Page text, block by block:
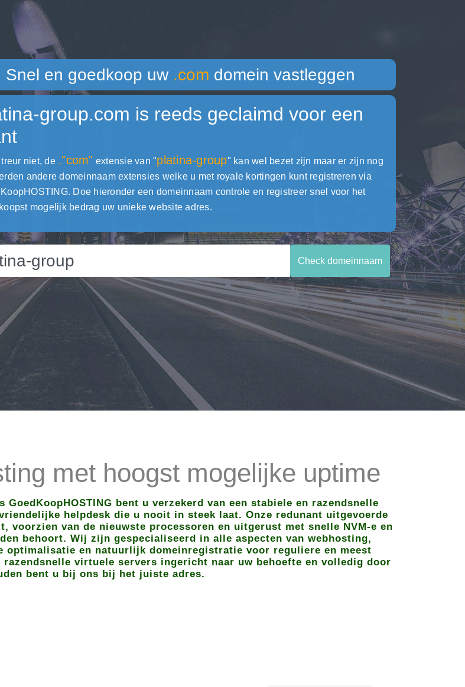
Snel en goedkoop uw .com domein vastleggen
group.com is reeds geclaimd voor een
treur niet, de ."com" extensie van "platina-group" kan wel bezet zijn maar er zijn nog
andere domeinnaam extensies welke u met royale kortingen kunt registreren via
Doe hieronder een domeinnaam controle en registreer snel voor het
mogelijk bedrag uw unieke website adres.
Check domeinnaam
met hoogst mogelijke uptime
bent u verzekerd van een stabiele en razendsnelle
helpdesk die u nooit in steek laat. Onze redunant uitgevoerde
voorzien van de nieuwste processoren en uitgerust met snelle NVM-e en
behoort. Wij zijn gespecialiseerd in alle aspecten van webhosting,
optimalisatie en natuurlijk domeinregistratie voor reguliere en meest
virtuele servers ingericht naar uw behoefte en volledig door
bent u bij ons bij het juiste adres.